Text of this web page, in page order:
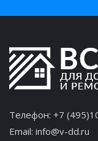
Телефон: +7
Email: info@v-dd.ru